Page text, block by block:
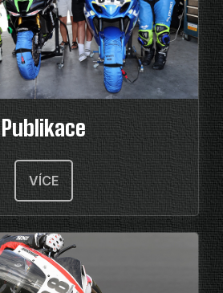
Publikace
VÍCE